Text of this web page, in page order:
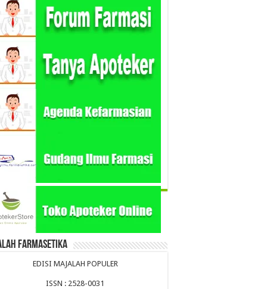
Farmasetika
EDISI MAJALAH POPULER
ISSN : 2528-0031